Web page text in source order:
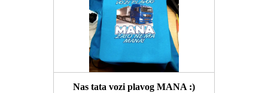
Nas tata vozi plavog MANA :)